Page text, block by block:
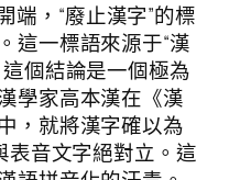
端，“廢止漢字”的標
這一標語來源于“漢
個結論是一個極為
學家高本漢在《漢
，就將漢字確以為
表音文字絕對立。這